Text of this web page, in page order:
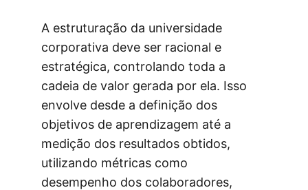
A estruturação da universidade
corporativa deve ser racional e
estratégica, controlando toda a
cadeia de valor gerada por ela. Isso
envolve desde a definição dos
objetivos de aprendizagem até a
medição dos resultados obtidos,
utilizando métricas como
desempenho dos colaboradores,